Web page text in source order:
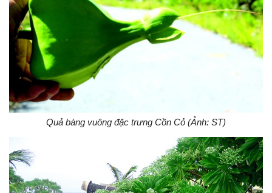
Quả bàng vuông đặc trưng Cồn Cỏ (Ảnh: ST)